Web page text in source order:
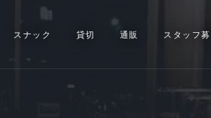
スナック 貸切 通販 スタッフ